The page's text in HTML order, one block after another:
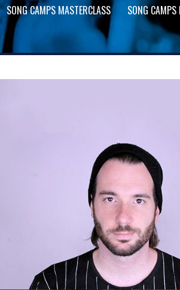
SONG CAMPS MASTERCLASS SONG CAMPS